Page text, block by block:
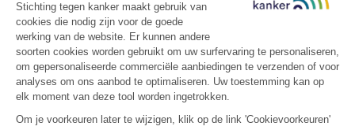
(minder eetlust, misselijkheid,
smaakwijziging, vermoeidheid).
Probeer ook onzefruitcocktail– een andere
feestelijke en vitaminerijke drank.